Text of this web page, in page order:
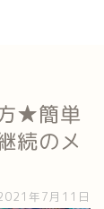
★簡単
続のメ
年7月11日